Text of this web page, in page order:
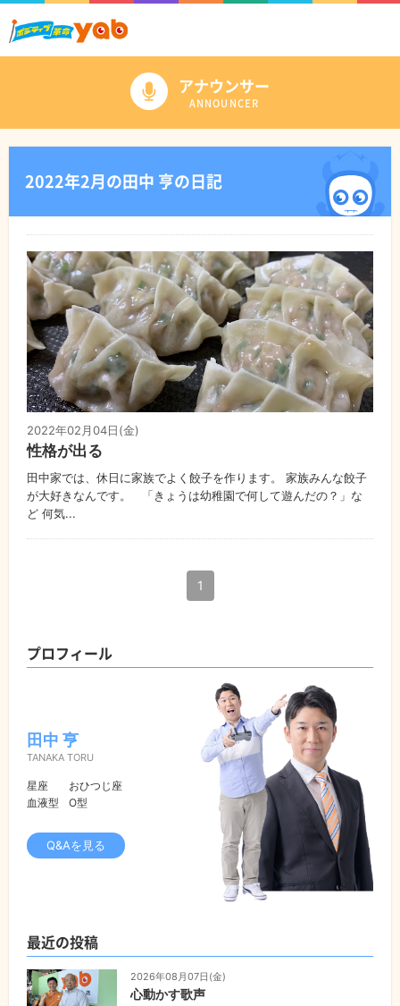
アナウンサー
ANNOUNCER
2022年2月の田中 亨の日記
2022年02月04日(金)
性格が出る
田中家では、休日に家族でよく餃子を作ります。 家族みんな餃子
が大好きなんです。 「きょうは幼稚園で何して遊んだの？」な
ど 何気...
1
プロフィール
田中 亨
TANAKA TORU
星座
おひつじ座
血液型
O型
Q&Aを見る
最近の投稿
2026年08月07日(金)
心動かす歌声